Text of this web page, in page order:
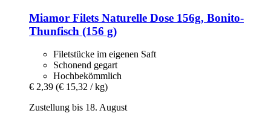
Miamor Filets Naturelle Dose 156g, Bonito-​
Thunfisch (156 g)
Filetstücke im eigenen Saft
Schonend gegart
Hochbekömmlich
€ 2,39 (€ 15,32 / kg)
Zustellung bis 18. August